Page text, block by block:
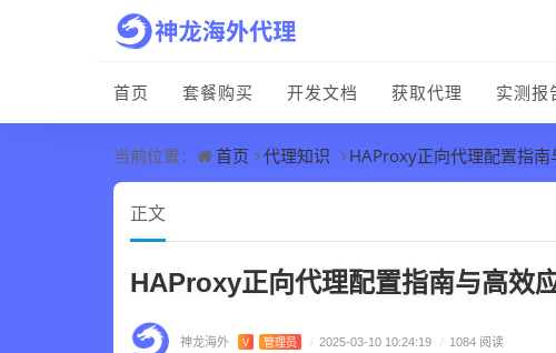
首页 套餐购买 开发文档 获取代理 实测报
当前位置： 首页 代理知识 HAProxy正向代理配置指
正文
HAProxy正向代理配置指南与高效
神龙海外 V 管理员 / 2025-03-10 10:24:19 / 1084 阅读